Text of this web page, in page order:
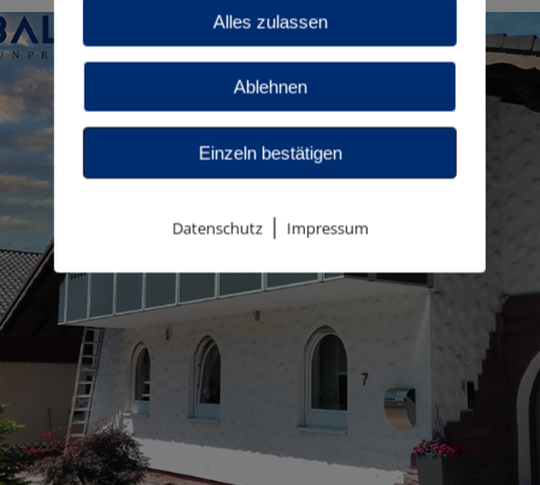
Alles zulassen
Ablehnen
Einzeln bestätigen
Datenschutz| Impressum